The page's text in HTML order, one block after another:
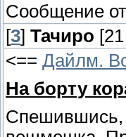
Сообщение
[3] Тачиро
<== Дайлм.
На борту
Спешившись,